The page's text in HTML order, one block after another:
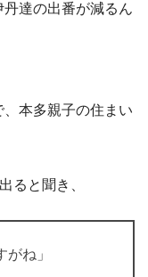
達の出番が減るん
本多親子の住まい
ると聞き、
ね」